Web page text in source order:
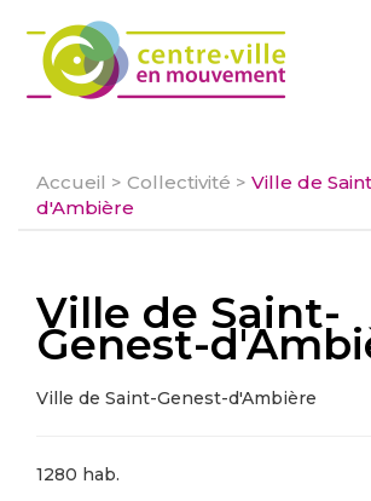
Accueil > Collectivité > Ville de
d'Ambière
Ville de Saint-
Genest-
Ville de Saint-Genest-d'Ambière
1280 hab.